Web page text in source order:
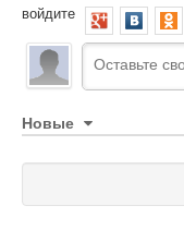
войдите
Новые